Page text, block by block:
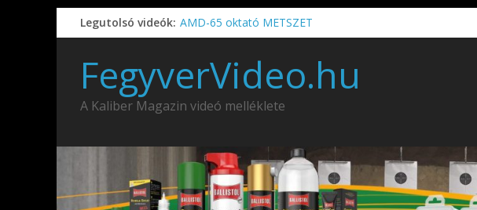
Legutolsó videók: AMD-65 oktató METSZET
Umarex TPX50 .50 paintball/pepperball/traumatikus
IDÉN IS INDUL: Fegyvertervező- és gyártó szakmérnöki,
IWA2026 – Puskák 1. rész
Ardesa Patriot “FAPADOS” .45 elöltöltő perkussziós pisztoly
FegyverVideo.hu
A Kaliber Magazin videó melléklete